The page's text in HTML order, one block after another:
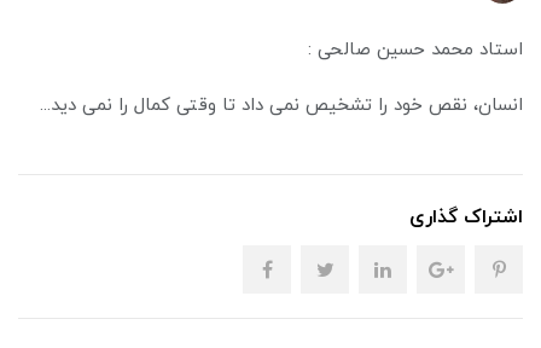
استاد محمد حسین صالحی :
انسان، نقص خود را تشخیص نمی داد تا وقتی کمال را نمی دید...
اشتراک گذاری